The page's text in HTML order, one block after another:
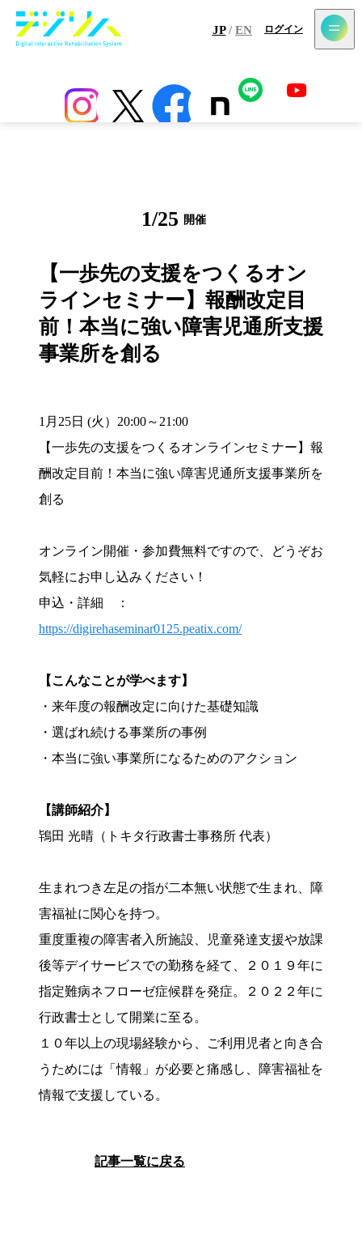
JP / EN ログイン
最新情報 コラム アプリ センサー
メールマガジン登録
1/25 開催
【一歩先の支援をつくるオン
ラインセミナー】報酬改定目
前！本当に強い障害児通所支援
事業所を創る
1月25日 (火）20:00～21:00
【一歩先の支援をつくるオンラインセミナー】報
酬改定目前！本当に強い障害児通所支援事業所を
創る
オンライン開催・参加費無料ですので、どうぞお
気軽にお申し込みください！
申込・詳細 ：
https://digirehaseminar0125.peatix.com/
【こんなことが学べます】
・来年度の報酬改定に向けた基礎知識
・選ばれ続ける事業所の事例
・本当に強い事業所になるためのアクション
【講師紹介】
鴇田 光晴（トキタ行政書士事務所 代表）
生まれつき左足の指が二本無い状態で生まれ、障
害福祉に関心を持つ。
重度重複の障害者入所施設、児童発達支援や放課
後等デイサービスでの勤務を経て、２０１９年に
指定難病ネフローゼ症候群を発症。２０２２年に
行政書士として開業に至る。
１０年以上の現場経験から、ご利用児者と向き合
うためには「情報」が必要と痛感し、障害福祉を
情報で支援している。
記事一覧に戻る